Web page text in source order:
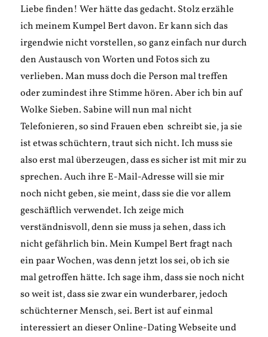
Liebe finden! Wer hätte das gedacht. Stolz erzähle
ich meinem Kumpel Bert davon. Er kann sich das
irgendwie nicht vorstellen, so ganz einfach nur durch
den Austausch von Worten und Fotos sich zu
verlieben. Man muss doch die Person mal treffen
oder zumindest ihre Stimme hören. Aber ich bin auf
Wolke Sieben. Sabine will nun mal nicht
Telefonieren, so sind Frauen eben schreibt sie, ja sie
ist etwas schüchtern, traut sich nicht. Ich muss sie
also erst mal überzeugen, dass es sicher ist mit mir zu
sprechen. Auch ihre E-Mail-Adresse will sie mir
noch nicht geben, sie meint, dass sie die vor allem
geschäftlich verwendet. Ich zeige mich
verständnisvoll, denn sie muss ja sehen, dass ich
nicht gefährlich bin. Mein Kumpel Bert fragt nach
ein paar Wochen, was denn jetzt los sei, ob ich sie
mal getroffen hätte. Ich sage ihm, dass sie noch nicht
so weit ist, dass sie zwar ein wunderbarer, jedoch
schüchterner Mensch, sei. Bert ist auf einmal
interessiert an dieser Online-Dating Webseite und